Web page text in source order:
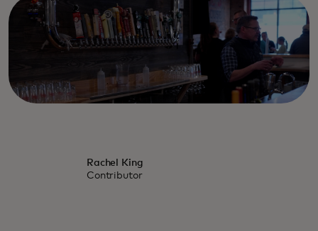
Rachel King
Contributor